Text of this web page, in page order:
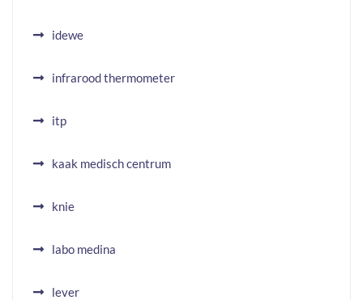
idewe
infrarood thermometer
itp
kaak medisch centrum
knie
labo medina
lever